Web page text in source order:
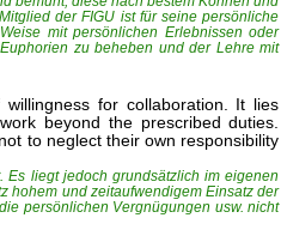
der FIGU ist für seine persönliche
mit persönlichen Erlebnissen oder
zu beheben und der Lehre mit
for collaboration. It lies
beyond the prescribed duties.
to neglect their own responsibility
Es liegt jedoch grundsätzlich im eigenen
hohem und zeitaufwendigem Einsatz der
persönlichen Vergnügungen usw. nicht